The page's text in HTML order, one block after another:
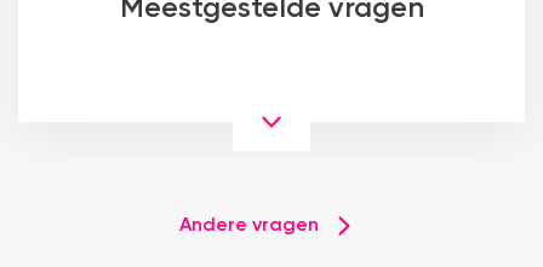
Meestgestelde vragen
Andere vragen